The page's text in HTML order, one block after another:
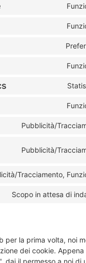
Pubblicità/
Pubblicità/
Tracciamento,
Scopo in attesa di
per la prima volta, noi
dei cookie. Appena
dai il permesso a noi di